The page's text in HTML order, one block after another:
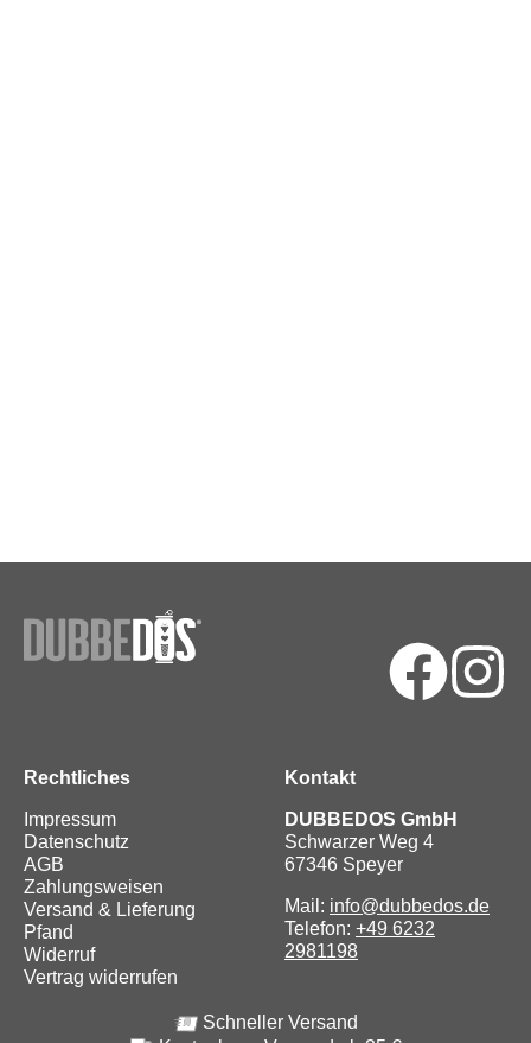
Rechtliches
Impressum
Datenschutz
AGB
Zahlungsweisen
Versand & Lieferung
Pfand
Widerruf
Vertrag widerrufen
Kontakt
DUBBEDOS GmbH
Schwarzer Weg 4
67346 Speyer
Mail: info@dubbedos.de
Telefon: +49 6232
2981198
Schneller Versand